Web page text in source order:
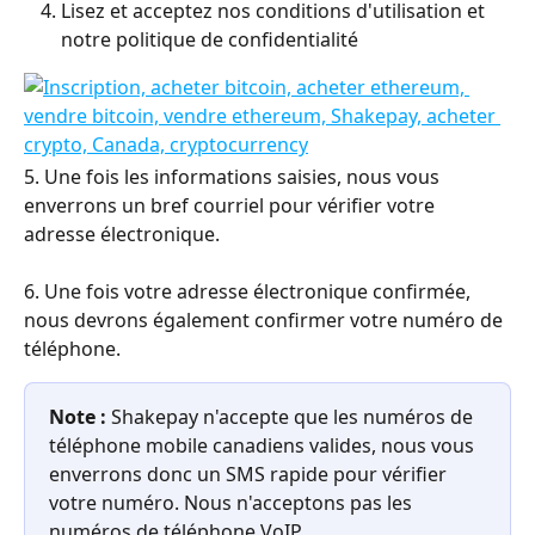
Lisez et acceptez nos conditions d'utilisation et
notre politique de confidentialité
5. Une fois les informations saisies, nous vous
enverrons un bref courriel pour vérifier votre
adresse électronique.
6. Une fois votre adresse électronique confirmée,
nous devrons également confirmer votre numéro de
téléphone.
Note : Shakepay n'accepte que les numéros de
téléphone mobile canadiens valides, nous vous
enverrons donc un SMS rapide pour vérifier
votre numéro. Nous n'acceptons pas les